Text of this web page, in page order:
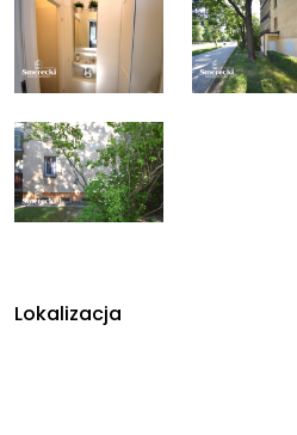
Lokalizacja